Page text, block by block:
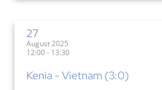
27
August 2025
12:00 - 13:30
Kenia - Vietnam (3:0)